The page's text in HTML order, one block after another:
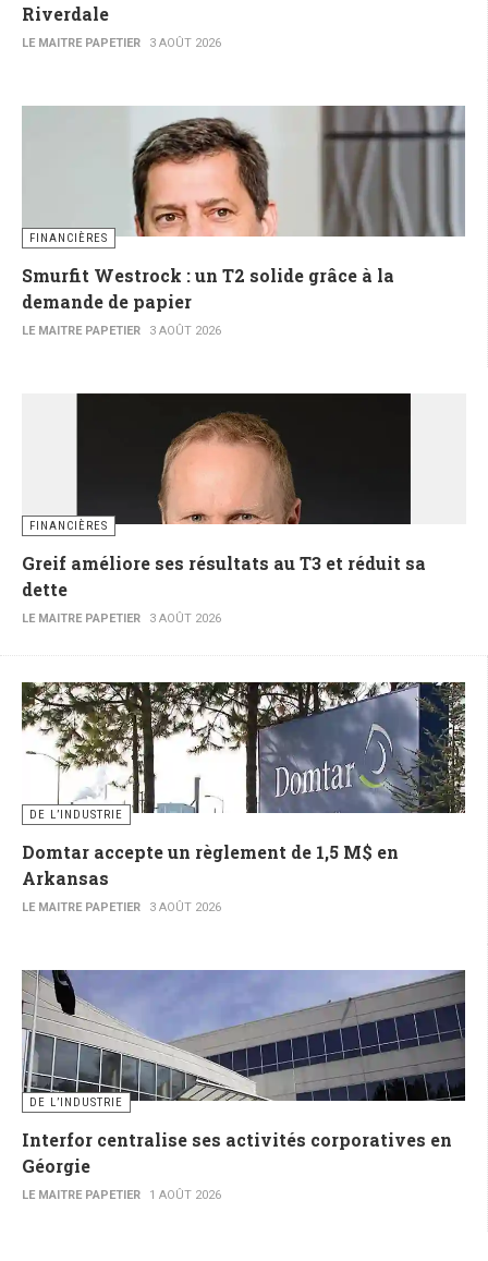
Riverdale
LE MAITRE PAPETIER 3 AOÛT 2026
FINANCIÈRES
Smurfit Westrock : un T2 solide grâce à la
demande de papier
LE MAITRE PAPETIER 3 AOÛT 2026
FINANCIÈRES
Greif améliore ses résultats au T3 et réduit sa
dette
LE MAITRE PAPETIER 3 AOÛT 2026
DE L’INDUSTRIE
Domtar accepte un règlement de 1,5 M$ en
Arkansas
LE MAITRE PAPETIER 3 AOÛT 2026
DE L’INDUSTRIE
Interfor centralise ses activités corporatives en
Géorgie
LE MAITRE PAPETIER 1 AOÛT 2026